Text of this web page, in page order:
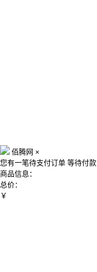
佰腾网 ×
您有一笔待支付订单 等待付款
商品信息：
总价：
￥